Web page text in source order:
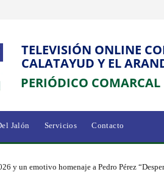
TELEVISIÓN ONLINE
CALATAYUD Y EL
PERIÓDICO
Jalón Servicios Contacto
y un emotivo homenaje a Pedro Pérez